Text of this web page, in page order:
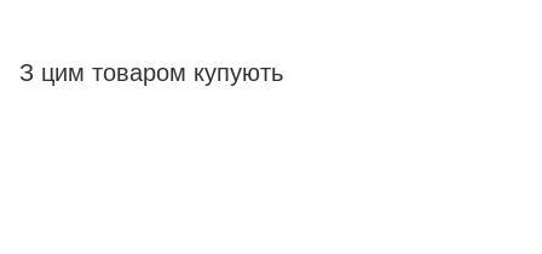
З цим товаром купують